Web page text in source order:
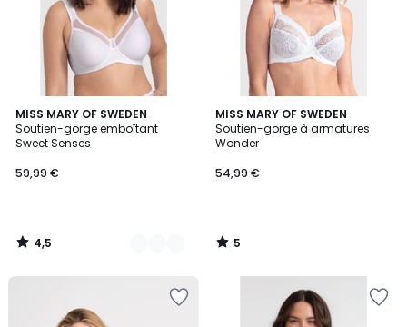
MISS MARY OF SWEDEN
Soutien-gorge emboîtant
Sweet Senses
59,99 €
4,5
/ 5
2
Couleurs
4,5
/
MISS MARY OF SWEDEN
Soutien-gorge à armatures
Wonder
54,99 €
5
/
5
5
/